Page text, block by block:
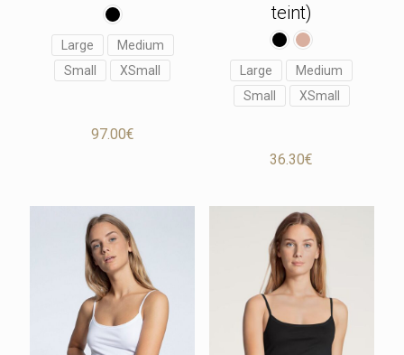
Large
Medium
Small
XSmall
97.00€
teint)
Large
Medium
Small
XSmall
36.30€